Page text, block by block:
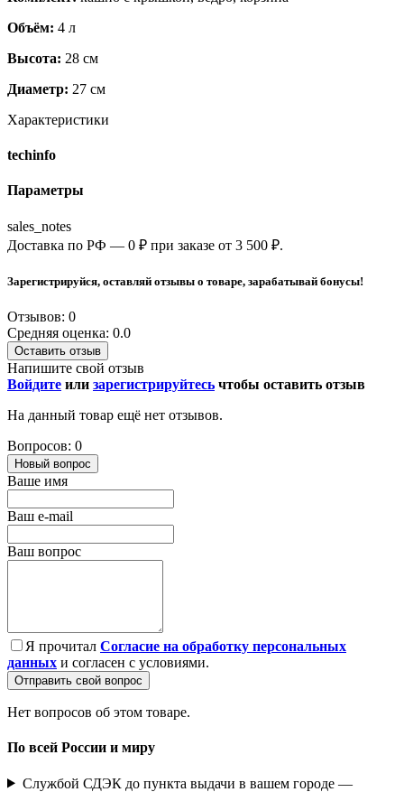
Объём: 4 л
Высота: 28 см
Диаметр: 27 см
Характеристики
techinfo
Параметры
sales_notes
Доставка по РФ — 0 ₽ при заказе от 3 500 ₽.
Зарегистрируйся, оставляй отзывы о товаре, зарабатывай бонусы!
Отзывов: 0
Средняя оценка: 0.0
Оставить отзыв
Напишите свой отзыв
Войдите или зарегистрируйтесь чтобы оставить отзыв
На данный товар ещё нет отзывов.
Вопросов: 0
Новый вопрос
Ваше имя
Ваш e-mail
Ваш вопрос
Я прочитал Согласие на обработку персональных
данных и согласен с условиями.
Отправить свой вопрос
Нет вопросов об этом товаре.
По всей России и миру
Службой СДЭК до пункта выдачи в вашем городе —